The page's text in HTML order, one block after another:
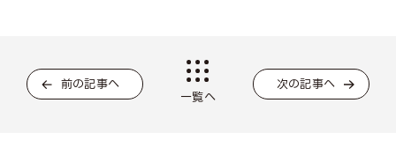
前の記事へ
一覧へ
次の記事へ